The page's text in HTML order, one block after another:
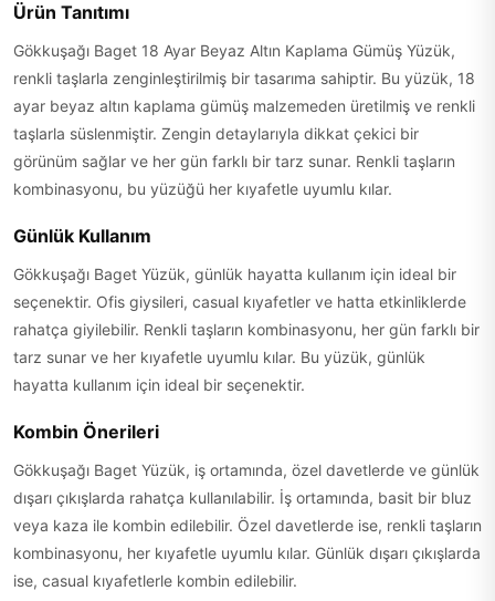
Ürün Tanıtımı
Gökkuşağı Baget 18 Ayar Beyaz Altın Kaplama Gümüş Yüzük,
renkli taşlarla zenginleştirilmiş bir tasarıma sahiptir. Bu yüzük, 18
ayar beyaz altın kaplama gümüş malzemeden üretilmiş ve renkli
taşlarla süslenmiştir. Zengin detaylarıyla dikkat çekici bir
görünüm sağlar ve her gün farklı bir tarz sunar. Renkli taşların
kombinasyonu, bu yüzüğü her kıyafetle uyumlu kılar.
Günlük Kullanım
Gökkuşağı Baget Yüzük, günlük hayatta kullanım için ideal bir
seçenektir. Ofis giysileri, casual kıyafetler ve hatta etkinliklerde
rahatça giyilebilir. Renkli taşların kombinasyonu, her gün farklı bir
tarz sunar ve her kıyafetle uyumlu kılar. Bu yüzük, günlük
hayatta kullanım için ideal bir seçenektir.
Kombin Önerileri
Gökkuşağı Baget Yüzük, iş ortamında, özel davetlerde ve günlük
dışarı çıkışlarda rahatça kullanılabilir. İş ortamında, basit bir bluz
veya kaza ile kombin edilebilir. Özel davetlerde ise, renkli taşların
kombinasyonu, her kıyafetle uyumlu kılar. Günlük dışarı çıkışlarda
ise, casual kıyafetlerle kombin edilebilir.